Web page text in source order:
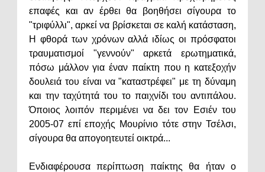
επαφές και αν έρθει θα βοηθήσει σίγουρα το
"τριφύλλι", αρκεί να βρίσκεται σε καλή κατάσταση,
Η φθορά των χρόνων αλλά ιδίως οι πρόσφατοι
τραυματισμοί "γεννούν" αρκετά ερωτηματικά,
πόσω μάλλον για έναν παίκτη που η κατεξοχήν
δουλειά του είναι να "καταστρέφει" με τη δύναμη
και την ταχύτητά του το παιχνίδι του αντιπάλου.
Όποιος λοιπόν περιμένει να δει τον Εσιέν του
2005-07 επί εποχής Μουρίνιο τότε στην Τσέλσι,
σίγουρα θα απογοητευτεί οικτρά...
Ενδιαφέρουσα περίπτωση παίκτης θα ήταν ο